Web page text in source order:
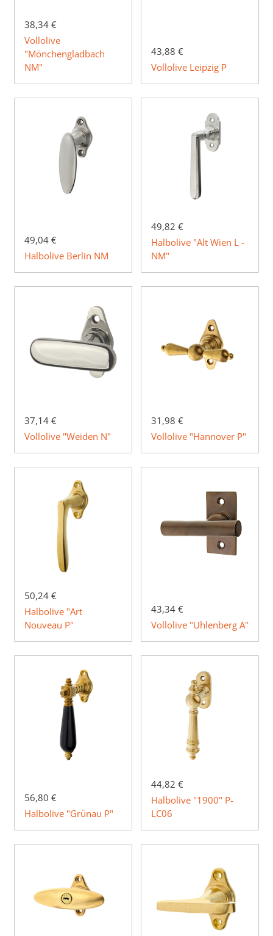
38,34 €
Vollolive
"Mönchengladbach
NM"
43,88 €
Vollolive Leipzig P
49,04 €
Halbolive Berlin NM
49,82 €
Halbolive "Alt Wien L -
NM"
37,14 €
Vollolive "Weiden N"
31,98 €
Vollolive "Hannover P"
50,24 €
Halbolive "Art
Nouveau P"
43,34 €
Vollolive "Uhlenberg A"
56,80 €
Halbolive "Grünau P"
44,82 €
Halbolive "1900" P-
LC06